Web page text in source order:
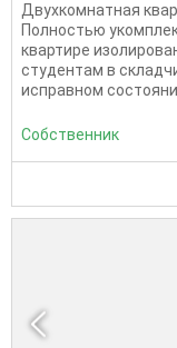
Двухкомнатная
Полностью
квартире
студентам в
исправном
Собственник